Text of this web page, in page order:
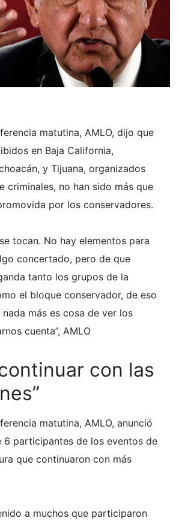
matutina, AMLO, dijo que
en Baja California,
y Tijuana, organizados
criminales, no han sido más que
por los conservadores.
tocan. No hay elementos para
concertado, pero de que
tanto los grupos de la
el bloque conservador, de eso
más es cosa de ver los
cuenta”, AMLO
con las
matutina, AMLO, anunció
6 participantes de los eventos de
que continuaron con más
a muchos que participaron